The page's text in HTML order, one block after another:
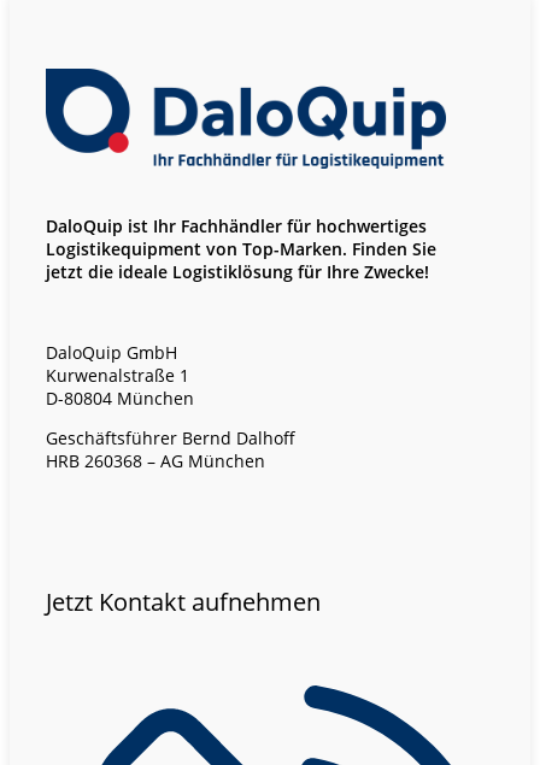
DaloQuip ist Ihr Fachhändler für hochwertiges
Logistikequipment von Top-Marken. Finden Sie
jetzt die ideale Logistiklösung für Ihre Zwecke!
DaloQuip GmbH
Kurwenalstraße 1
D-80804 München
Geschäftsführer Bernd Dalhoff
HRB 260368 – AG München
Jetzt Kontakt aufnehmen